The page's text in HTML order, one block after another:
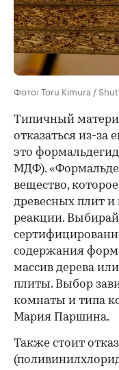
Фото: Toru Kimura /
Типичный
отказаться из-за
это
МДФ).
вещество,
древесных плит и
реакции.
содержания
массив дерева
плиты. Выбор
комнаты и типа
Мария Паршина.
Также стоит